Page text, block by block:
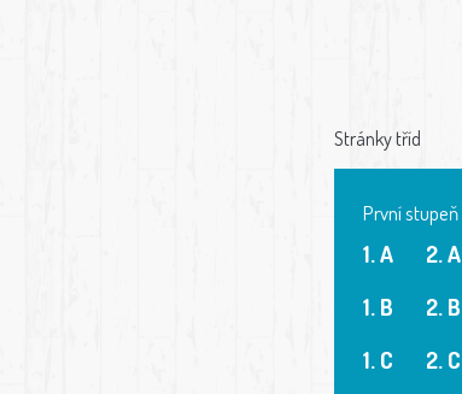
Stránky tříd
První stupeň
1. A
1. B
1. C
2. A
2. B
2. C